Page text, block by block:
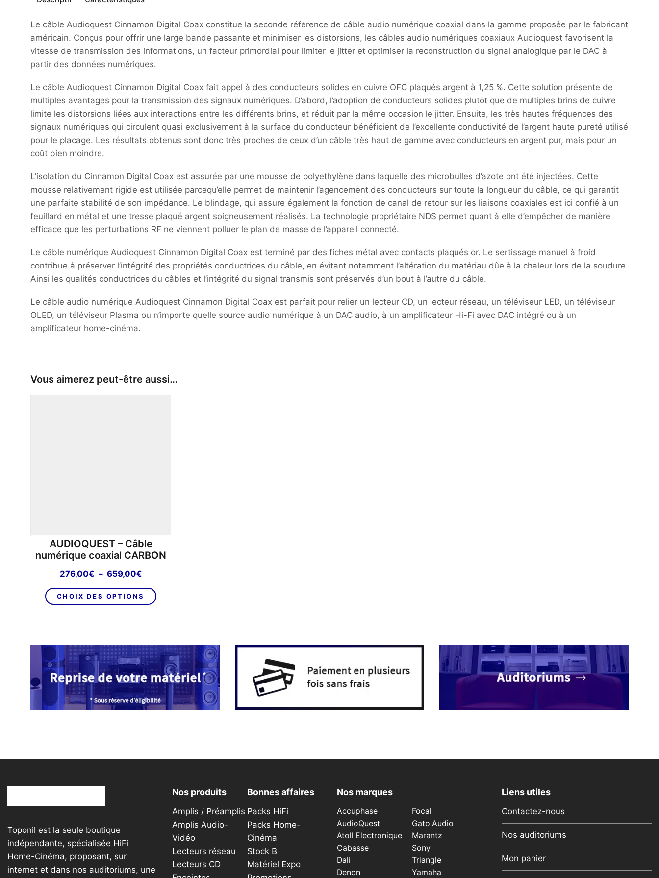
Le câble Audioquest Cinnamon Digital Coax constitue la seconde référence de câble audio numérique coaxial dans la gamme proposée par le fabricant
américain. Conçus pour offrir une large bande passante et minimiser les distorsions, les câbles audio numériques coaxiaux Audioquest favorisent la
vitesse de transmission des informations, un facteur primordial pour limiter le jitter et optimiser la reconstruction du signal analogique par le DAC à
partir des données numériques.
Le câble Audioquest Cinnamon Digital Coax fait appel à des conducteurs solides en cuivre OFC plaqués argent à 1,25 %. Cette solution présente de
multiples avantages pour la transmission des signaux numériques. D’abord, l’adoption de conducteurs solides plutôt que de multiples brins de cuivre
limite les distorsions liées aux interactions entre les différents brins, et réduit par la même occasion le jitter. Ensuite, les très hautes fréquences des
signaux numériques qui circulent quasi exclusivement à la surface du conducteur bénéficient de l’excellente conductivité de l’argent haute pureté utilisé
pour le placage. Les résultats obtenus sont donc très proches de ceux d’un câble très haut de gamme avec conducteurs en argent pur, mais pour un
coût bien moindre.
L’isolation du Cinnamon Digital Coax est assurée par une mousse de polyethylène dans laquelle des microbulles d’azote ont été injectées. Cette
mousse relativement rigide est utilisée parcequ’elle permet de maintenir l’agencement des conducteurs sur toute la longueur du câble, ce qui garantit
une parfaite stabilité de son impédance. Le blindage, qui assure également la fonction de canal de retour sur les liaisons coaxiales est ici confié à un
feuillard en métal et une tresse plaqué argent soigneusement réalisés. La technologie propriétaire NDS permet quant à elle d’empêcher de manière
efficace que les perturbations RF ne viennent polluer le plan de masse de l’appareil connecté.
Le câble numérique Audioquest Cinnamon Digital Coax est terminé par des fiches métal avec contacts plaqués or. Le sertissage manuel à froid
contribue à préserver l’intégrité des propriétés conductrices du câble, en évitant notamment l’altération du matériau dûe à la chaleur lors de la soudure.
Ainsi les qualités conductrices du câbles et l’intégrité du signal transmis sont préservés d’un bout à l’autre du câble.
Le câble audio numérique Audioquest Cinnamon Digital Coax est parfait pour relier un lecteur CD, un lecteur réseau, un téléviseur LED, un téléviseur
OLED, un téléviseur Plasma ou n’importe quelle source audio numérique à un DAC audio, à un amplificateur Hi-Fi avec DAC intégré ou à un
amplificateur home-cinéma.
Vous aimerez peut-être aussi…
AUDIOQUEST – Câble
numérique coaxial CARBON
276,00€ – 659,00€Plage
prix :
276,00€
CHOIX DES OPTIONS
produit
Les
options
peuvent
être
choisies
sur
Toponil est la seule boutique
indépendante, spécialisée HiFi
Home-Cinéma, proposant, sur
internet et dans nos auditoriums, une
Nos produits
Amplis / Préamplis
Amplis Audio-
Vidéo
Lecteurs réseau
Lecteurs CD
Bonnes affaires
Packs HiFi
Packs Home-
Cinéma
Stock B
Matériel Expo
Nos marques
Accuphase
AudioQuest
Atoll Electronique
Cabasse
Dali
Denon
Focal
Gato Audio
Marantz
Sony
Triangle
Yamaha
Liens utiles
Contactez-nous
Nos auditoriums
Mon panier